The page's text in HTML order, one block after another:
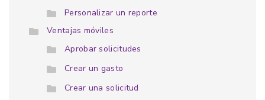
Personalizar un reporte
Ventajas móviles
Aprobar solicitudes
Crear un gasto
Crear una solicitud